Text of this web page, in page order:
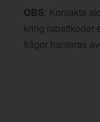
OBS: Kontakta
kring rabattkoder
frågor hanteras